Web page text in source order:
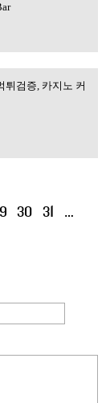
이트, 먹튀
튀검증, 카지노 커
30 31 …